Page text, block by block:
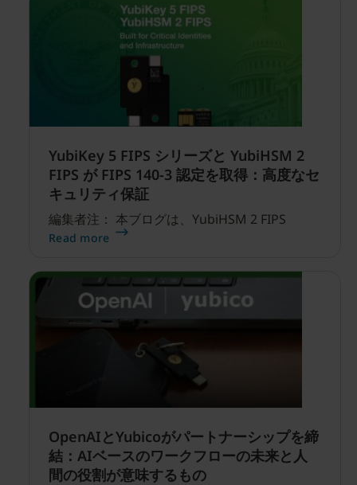
YubiKey 5 FIPS シリーズと YubiHSM 2
FIPS が FIPS 140-3 認定を取得：高度なセ
キュリティ保証
編集者注： 本ブログは、YubiHSM 2 FIPS
Read more
OpenAIとYubicoがパートナーシップを締
結：AIベースのワークフローの未来と人
間の役割が意味するもの